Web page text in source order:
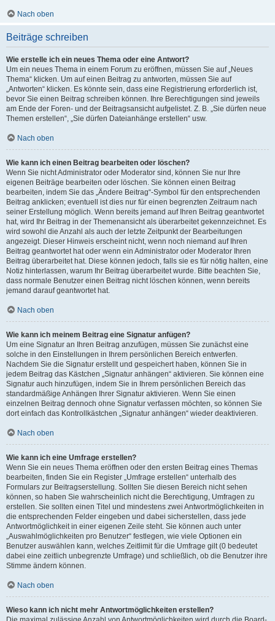
Nach oben
Beiträge schreiben
Wie erstelle ich ein neues Thema oder eine Antwort?
Um ein neues Thema in einem Forum zu eröffnen, müssen Sie auf „Neues
Thema“ klicken. Um auf einen Beitrag zu antworten, müssen Sie auf
„Antworten“ klicken. Es könnte sein, dass eine Registrierung erforderlich ist,
bevor Sie einen Beitrag schreiben können. Ihre Berechtigungen sind jeweils
am Ende der Foren- und der Beitragsansicht aufgelistet. Z. B. „Sie dürfen neue
Themen erstellen“, „Sie dürfen Dateianhänge erstellen“ usw.
Nach oben
Wie kann ich einen Beitrag bearbeiten oder löschen?
Wenn Sie nicht Administrator oder Moderator sind, können Sie nur Ihre
eigenen Beiträge bearbeiten oder löschen. Sie können einen Beitrag
bearbeiten, indem Sie das „Ändere Beitrag“-Symbol für den entsprechenden
Beitrag anklicken; eventuell ist dies nur für einen begrenzten Zeitraum nach
seiner Erstellung möglich. Wenn bereits jemand auf Ihren Beitrag geantwortet
hat, wird Ihr Beitrag in der Themenansicht als überarbeitet gekennzeichnet. Es
wird sowohl die Anzahl als auch der letzte Zeitpunkt der Bearbeitungen
angezeigt. Dieser Hinweis erscheint nicht, wenn noch niemand auf Ihren
Beitrag geantwortet hat oder wenn ein Administrator oder Moderator Ihren
Beitrag überarbeitet hat. Diese können jedoch, falls sie es für nötig halten, eine
Notiz hinterlassen, warum Ihr Beitrag überarbeitet wurde. Bitte beachten Sie,
dass normale Benutzer einen Beitrag nicht löschen können, wenn bereits
jemand darauf geantwortet hat.
Nach oben
Wie kann ich meinem Beitrag eine Signatur anfügen?
Um eine Signatur an Ihren Beitrag anzufügen, müssen Sie zunächst eine
solche in den Einstellungen in Ihrem persönlichen Bereich entwerfen.
Nachdem Sie die Signatur erstellt und gespeichert haben, können Sie in
jedem Beitrag das Kästchen „Signatur anhängen“ aktivieren. Sie können eine
Signatur auch hinzufügen, indem Sie in Ihrem persönlichen Bereich das
standardmäßige Anhängen Ihrer Signatur aktivieren. Wenn Sie einen
einzelnen Beitrag dennoch ohne Signatur verfassen möchten, so können Sie
dort einfach das Kontrollkästchen „Signatur anhängen“ wieder deaktivieren.
Nach oben
Wie kann ich eine Umfrage erstellen?
Wenn Sie ein neues Thema eröffnen oder den ersten Beitrag eines Themas
bearbeiten, finden Sie ein Register „Umfrage erstellen“ unterhalb des
Formulars zur Beitragserstellung. Sollten Sie diesen Bereich nicht sehen
können, so haben Sie wahrscheinlich nicht die Berechtigung, Umfragen zu
erstellen. Sie sollten einen Titel und mindestens zwei Antwortmöglichkeiten in
die entsprechenden Felder eingeben und dabei sicherstellen, dass jede
Antwortmöglichkeit in einer eigenen Zeile steht. Sie können auch unter
„Auswahlmöglichkeiten pro Benutzer“ festlegen, wie viele Optionen ein
Benutzer auswählen kann, welches Zeitlimit für die Umfrage gilt (0 bedeutet
dabei eine zeitlich unbegrenzte Umfrage) und schließlich, ob die Benutzer ihre
Stimme ändern können.
Nach oben
Wieso kann ich nicht mehr Antwortmöglichkeiten erstellen?